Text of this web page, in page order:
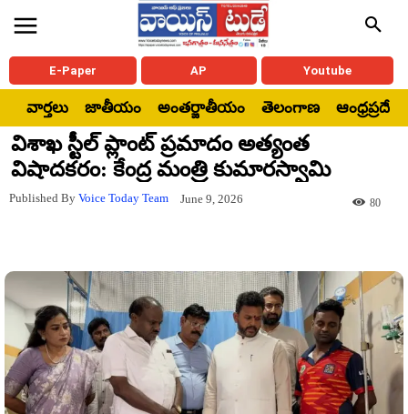
E-Paper AP Youtube
వార్తలు జాతీయం అంతర్జాతీయం తెలంగాణ ఆంధ్రప్రదేశ్
విశాఖ స్టీల్ ప్లాంట్ ప్రమాదం అత్యంత
విషాదకరం: కేంద్ర మంత్రి కుమారస్వామి
Published By Voice Today Team June 9, 2026 80